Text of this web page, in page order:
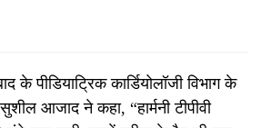
के पीडियाट्रिक कार्डियोलॉजी विभाग के
आजाद ने कहा, “हार्मनी टीपीवी